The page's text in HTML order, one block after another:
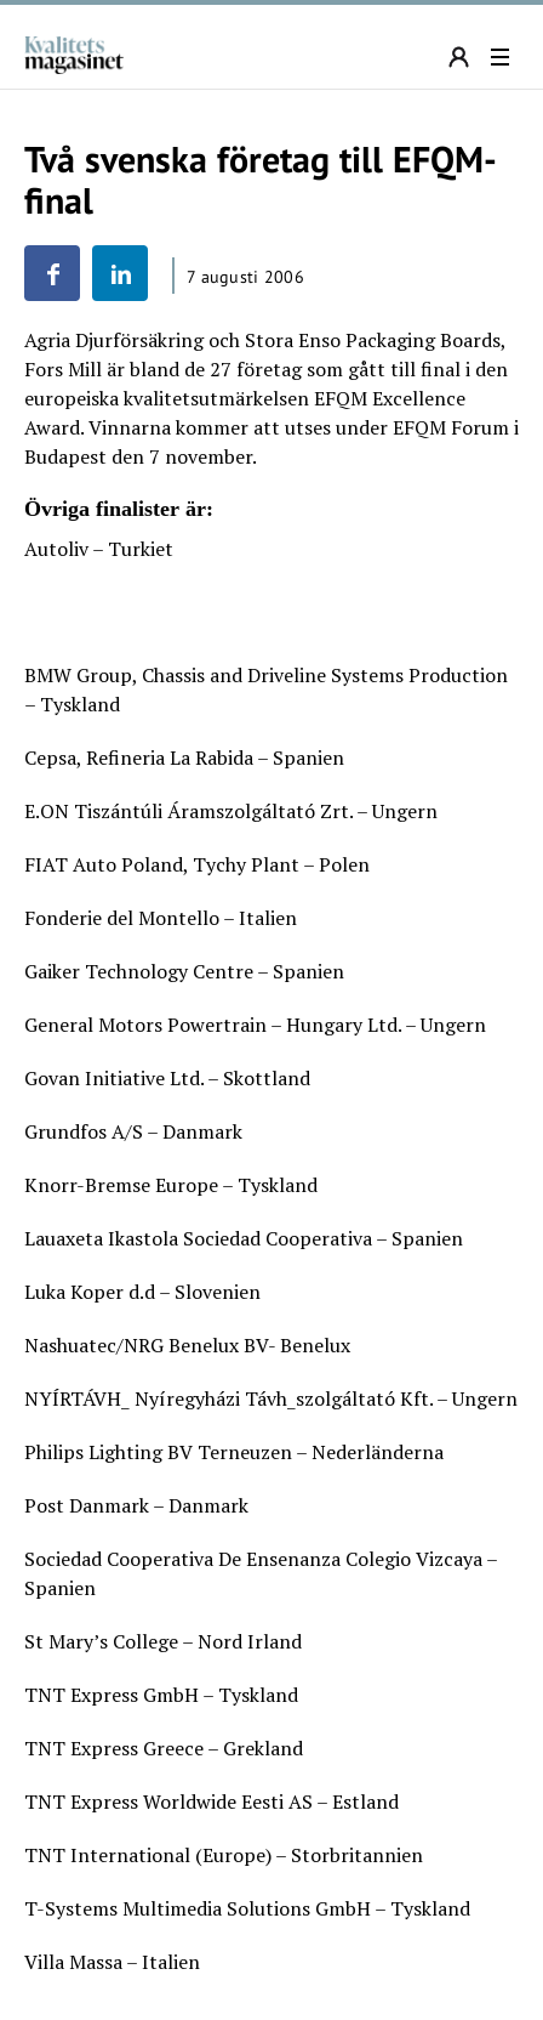
Två svenska företag till EFQM-
final
7 augusti 2006
Agria Djurförsäkring och Stora Enso Packaging Boards,
Fors Mill är bland de 27 företag som gått till final i den
europeiska kvalitetsutmärkelsen EFQM Excellence
Award. Vinnarna kommer att utses under EFQM Forum i
Budapest den 7 november.
Övriga finalister är:
Autoliv – Turkiet
BMW Group, Chassis and Driveline Systems Production
– Tyskland
Cepsa, Refineria La Rabida – Spanien
E.ON Tiszántúli Áramszolgáltató Zrt. – Ungern
FIAT Auto Poland, Tychy Plant – Polen
Fonderie del Montello – Italien
Gaiker Technology Centre – Spanien
General Motors Powertrain – Hungary Ltd. – Ungern
Govan Initiative Ltd. – Skottland
Grundfos A/S – Danmark
Knorr-Bremse Europe – Tyskland
Lauaxeta Ikastola Sociedad Cooperativa – Spanien
Luka Koper d.d – Slovenien
Nashuatec/NRG Benelux BV- Benelux
NYÍRTÁVH_ Nyíregyházi Távh_szolgáltató Kft. – Ungern
Philips Lighting BV Terneuzen – Nederländerna
Post Danmark – Danmark
Sociedad Cooperativa De Ensenanza Colegio Vizcaya –
Spanien
St Mary’s College – Nord Irland
TNT Express GmbH – Tyskland
TNT Express Greece – Grekland
TNT Express Worldwide Eesti AS – Estland
TNT International (Europe) – Storbritannien
T-Systems Multimedia Solutions GmbH – Tyskland
Villa Massa – Italien